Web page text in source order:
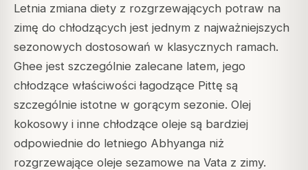
Letnia zmiana diety z rozgrzewających potraw na
zimę do chłodzących jest jednym z najważniejszych
sezonowych dostosowań w klasycznych ramach.
Ghee jest szczególnie zalecane latem, jego
chłodzące właściwości łagodzące Pittę są
szczególnie istotne w gorącym sezonie. Olej
kokosowy i inne chłodzące oleje są bardziej
odpowiednie do letniego Abhyanga niż
rozgrzewające oleje sezamowe na Vata z zimy.